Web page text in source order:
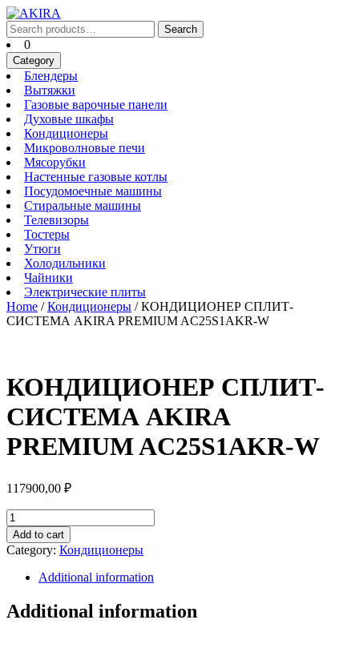
Skip
to
content
Skip
to
content
Search
for:
Search
Cart0
Category
БлендерыБлендеры
Вытяжки
Газовые варочные панели
Духовые шкафыДуховые
КондиционерыКондиционеры
Микроволновые печи
Мясорубки
Настенные газовые котлыНастенные
Посудомоечные машиныПосудомоечные
Стиральные машиныСтиральные
ТелевизорыТелевизоры
ТостерыТостеры
Утюги
Холодильники
Чайники
Электрические плитыЭлектрические
плиты
Home /Кондиционеры / КОНДИЦИОНЕР СПЛИТ-
СИСТЕМА AKIRA PREMIUM AC25S1AKR-W
КОНДИЦИОНЕР СПЛИТ-
СИСТЕМА AKIRA
PREMIUM AC25S1AKR-W
117900,00 ₽
КОНДИЦИОНЕР
СПЛИТ-
СИСТЕМА
AKIRA
PREMIUM
AC25S1AKR-
W
quantity
Add to cart
Category: Кондиционеры
Additional information
Additional information